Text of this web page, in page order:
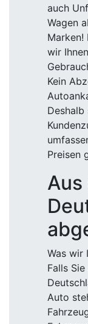
auch
Wagen
Marken!
wir
Kein
Deshalb
Preisen
Aus
Was wir
Falls
Auto